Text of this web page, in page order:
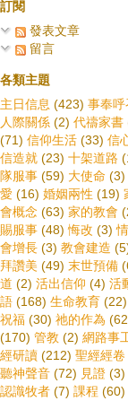
訂閱
發表文章
留言
各類主題
主日信息 (423) 事奉呼
人際關係 (2) 代禱家書
(71) 信仰生活 (33) 信
信造就 (23) 十架道路
隊服事 (59) 大使命 (3)
愛 (16) 婚姻兩性 (19)
會概念 (63) 家的教會
賜服事 (48) 悔改 (3)
會增長 (3) 教會建造
拜讚美 (49) 末世預備
道 (2) 活出信仰 (4) 活
語 (168) 生命教育 (22)
祝福 (30) 祂的作為
(170) 管教 (2) 網路事
經研讀 (212) 聖經經卷
聽神聲音 (72) 見證 (3)
認識牧者 (7) 課程 (60)